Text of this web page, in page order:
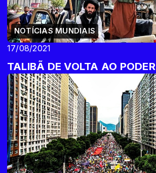
NOTÍCIAS MUNDIAIS
17/08/2021
TALIBÃ DE VOLTA AO PODER